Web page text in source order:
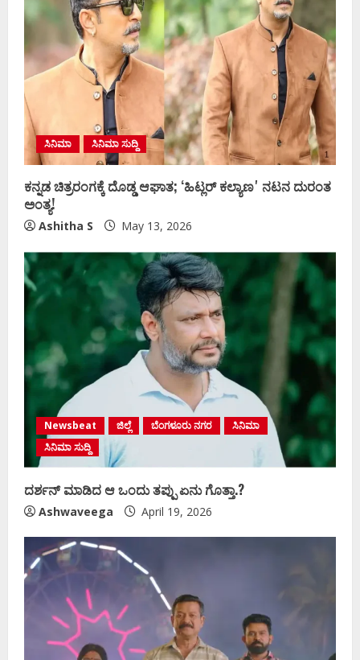
ಸಿನಿಮಾ ಸಿನಿಮಾ ಸುದ್ದಿ
ಕನ್ನಡ ಚಿತ್ರರಂಗಕ್ಕೆ ದೊಡ್ಡ ಆಘಾತ; ʻಹಿಟ್ಲರ್ ಕಲ್ಯಾಣʼ ನಟನ ದುರಂತ
ಅಂತ್ಯ!
Ashitha S May 13, 2026
Newsbeat ಜಿಲ್ಲೆ ಬೆಂಗಳೂರು ನಗರ
ಸಿನಿಮಾ
ಸಿನಿಮಾ ಸುದ್ದಿ
ದರ್ಶನ್‌ ಮಾಡಿದ ಆ ಒಂದು ತಪ್ಪು ಏನು ಗೊತ್ತಾ.?
Ashwaveega April 19, 2026